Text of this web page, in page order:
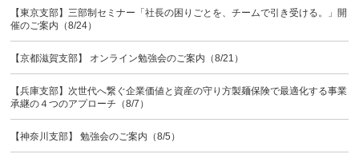
【東京支部】三部制セミナー「社長の困りごとを、チームで引き受ける。」開
催のご案内（8/24）
【京都滋賀支部】 オンライン勉強会のご案内（8/21）
【兵庫支部】次世代へ繋ぐ企業価値と資産の守り方製麺保険で最適化する事業
承継の４つのアプローチ（8/7）
【神奈川支部】 勉強会のご案内（8/5）